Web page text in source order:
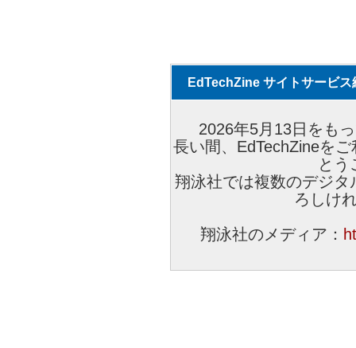
EdTechZine サイトサービス
2026年5月13日をも
長い間、EdTechZineを
とう
翔泳社では複数のデジ
ろしけ
翔泳社のメディア：